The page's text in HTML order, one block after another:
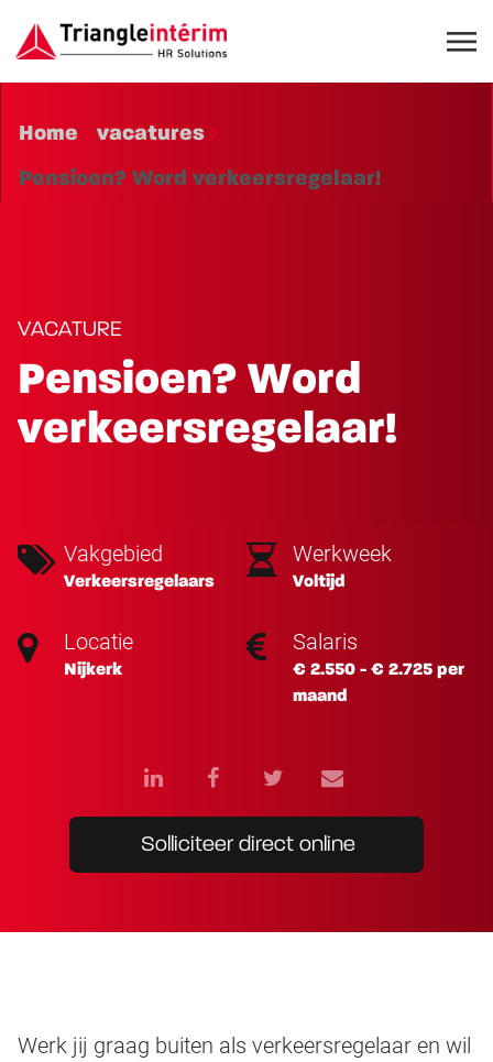
Home vacatures
Pensioen? Word verkeersregelaar!
VACATURE
Pensioen? Word
verkeersregelaar!
Vakgebied
Verkeersregelaars
Werkweek
Voltijd
Locatie
Nijkerk
Salaris
€ 2.550 - € 2.725 per
maand
Solliciteer direct online
Werk jij graag buiten als verkeersregelaar en wil